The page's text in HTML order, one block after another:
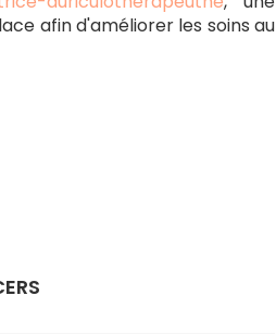
afin d'améliorer les soins au